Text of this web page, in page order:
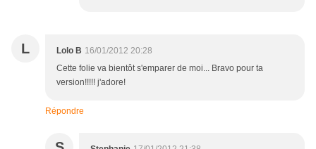
L Lolo B 16/01/2012 20:28
Cette folie va bientôt s'emparer de moi... Bravo pour ta
version!!!!! j'adore!
Répondre